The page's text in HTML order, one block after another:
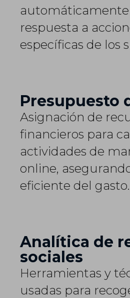
automáticamente
respuesta a
específicas de los
Presupuesto
Asignación de
financieros para
actividades de
online,
eficiente del gasto.
Analítica de
sociales
Herramientas y
usadas para